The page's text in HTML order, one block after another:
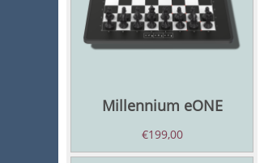
Millennium eONE
€199,00